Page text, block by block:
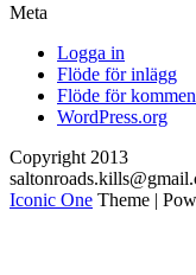
Meta
Logga in
Flöde för inlägg
Flöde för
WordPress.org
Copyright 2013
Iconic One Theme |